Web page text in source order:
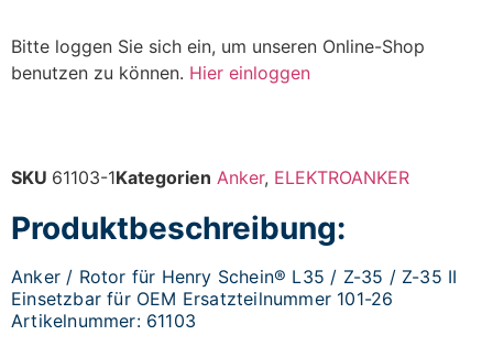
Bitte loggen Sie sich ein, um unseren Online-Shop
benutzen zu können. Hier einloggen
SKU 61103-1Kategorien Anker, ELEKTROANKER
Produktbeschreibung:
Anker / Rotor für Henry Schein® L35 / Z-35 / Z-35 II
Einsetzbar für OEM Ersatzteilnummer 101-26
Artikelnummer: 61103